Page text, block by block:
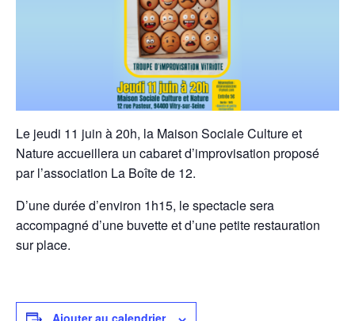
Le jeudi 11 juin à 20h, la Maison Sociale Culture et
Nature accueillera un cabaret d’improvisation proposé
par l’association La Boîte de 12.
D’une durée d’environ 1h15, le spectacle sera
accompagné d’une buvette et d’une petite restauration
sur place.